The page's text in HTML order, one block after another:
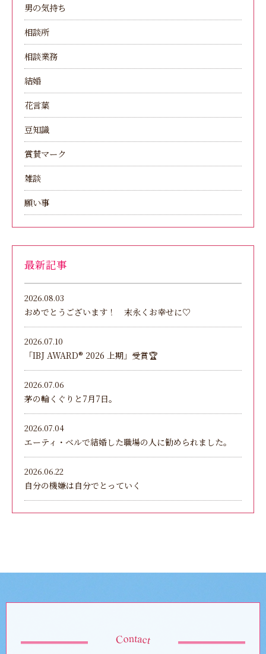
男の気持ち
相談所
相談業務
結婚
花言葉
豆知識
賞賛マーク
雑談
願い事
最新記事
2026.08.03
おめでとうございます！ 末永くお幸せに♡
2026.07.10
「IBJ AWARD®︎ 2026 上期」受賞🏆
2026.07.06
茅の輪くぐりと7月7日。
2026.07.04
エーティ・ベルで結婚した職場の人に勧められました。
2026.06.22
自分の機嫌は自分でとっていく